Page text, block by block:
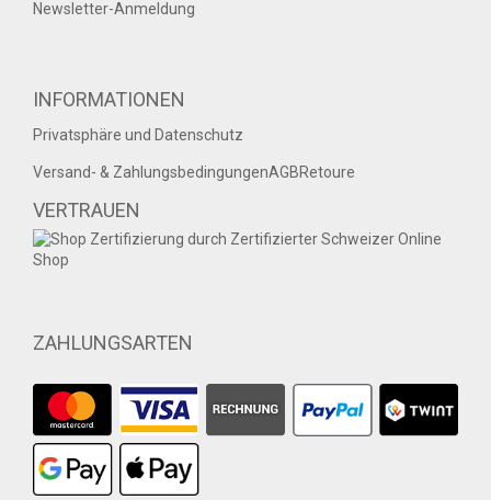
Newsletter-Anmeldung
INFORMATIONEN
Privatsphäre und Datenschutz
Versand- & ZahlungsbedingungenAGBRetoure
VERTRAUEN
ZAHLUNGSARTEN